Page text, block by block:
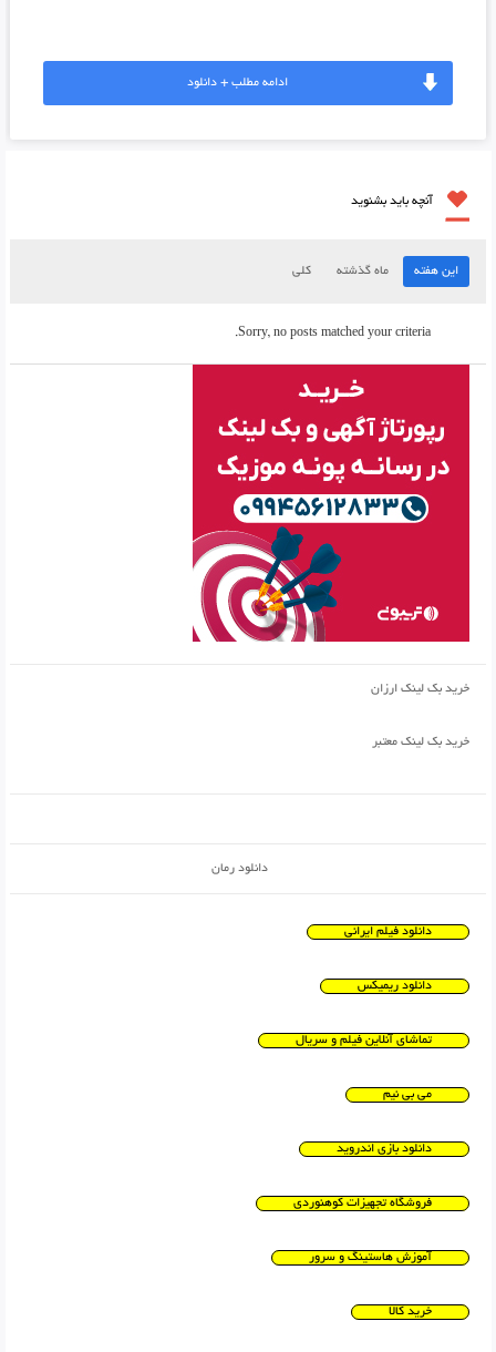
ادامه مطلب + دانلود
آنچه باید بشنوید
این هفته ماه گذشته کلی
Sorry, no posts matched your criteria.
خرید بک لینک ارزان
خرید بک لینک معتبر
دانلود رمان
دانلود فیلم ایرانی
دانلود ریمیکس
تماشای آنلاین فیلم و سریال
می بی نیم
دانلود بازی اندروید
فروشگاه تجهیزات کوهنوردی
آموزش هاستینگ و سرور
خرید کالا